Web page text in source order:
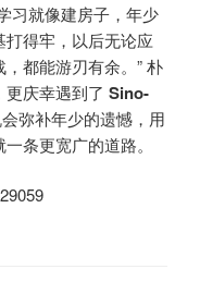
习就像建房子，年少
得牢，以后无论应
都能游刃有余。” 朴
庆幸遇到了 Sino-
弥补年少的遗憾，用
条更宽广的道路。